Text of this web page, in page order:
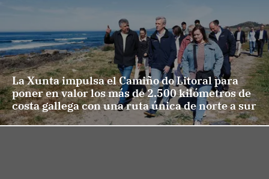
La Xunta impulsa el Camiño do Litoral para
poner en valor los más de 2.500 kilómetros de
costa gallega con una ruta única de norte a sur